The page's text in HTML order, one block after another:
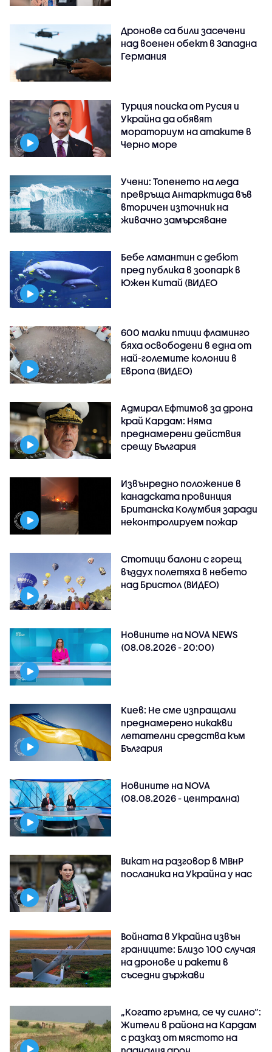
Дронове са били засечени
над военен обект в Западна
Германия
Турция поиска от Русия и
Украйна да обявят
мораториум на атаките в
Черно море
Учени: Топенето на леда
превръща Антарктида във
вторичен източник на
живачно замърсяване
Бебе ламантин с дебют
пред публика в зоопарк в
Южен Китай (ВИДЕО
600 малки птици фламинго
бяха освободени в една от
най-големите колонии в
Европа (ВИДЕО)
Адмирал Ефтимов за дрона
край Кардам: Няма
преднамерени действия
срещу България
Извънредно положение в
канадската провинция
Британска Колумбия заради
неконтролируем пожар
Стотици балони с горещ
въздух полетяха в небето
над Бристол (ВИДЕО)
Новините на NOVA NEWS
(08.08.2026 - 20:00)
Киев: Не сме изпращали
преднамерено никакви
летателни средства към
България
Новините на NOVA
(08.08.2026 - централна)
Викат на разговор в МВнР
посланика на Украйна у нас
Войната в Украйна извън
границите: Близо 100 случая
на дронове и ракети в
съседни държави
„Когато гръмна, се чу силно“:
Жители в района на Кардам
с разказ от мястото на